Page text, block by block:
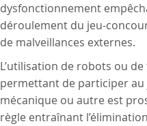
dysfonctionnement
déroulement du jeu-
de malveillances externes.
L’utilisation de robots ou
permettant de participer
mécanique ou autre est
règle entraînant